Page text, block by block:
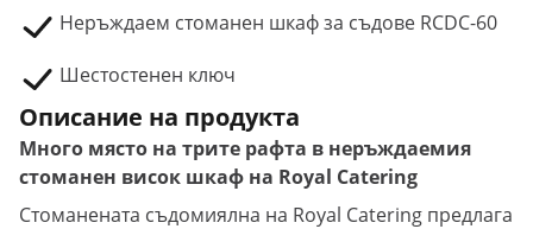
Неръждаем стоманен шкаф за съдове RCDC-60
Шестостенен ключ
Описание на продукта
Много място на трите рафта в неръждаемия
стоманен висок шкаф на Royal Catering
Стоманената съдомиялна на Royal Catering предлага